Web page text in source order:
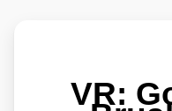
VR: